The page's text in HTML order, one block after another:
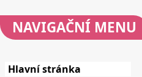
NAVIGAČNÍ MENU
Hlavní stránka